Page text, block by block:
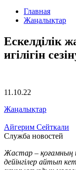
Главная
Жаңалықтар
Ескелділік
игілігін
11.10.22
Жаңалықтар
Айгерим Сейткали
Служба новостей
Жастар – қоғамның
дейінгілер айтып